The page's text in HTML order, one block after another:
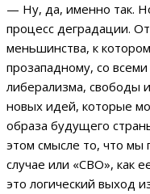
— Ну, да, именно так.
процесс деградации.
меньшинства, к
прозападному, со
либерализма, свободы
новых идей, которые
образа будущего
этом смысле то, что мы
случае или «СВО», как
это логический выход